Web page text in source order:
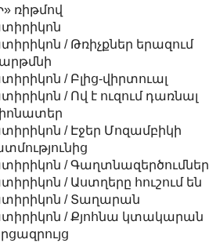
ռիթմով
/ Թռիչքներ երազում
/ Բլից-վիրտուալ
/ Ով է ուզում դառնալ
/ Էջեր Մոզամբիկի
/ Գաղտնազերծումներ
/ Աստղերը հուշում են
/ Տաղարան
/ Քյոհնա կտակարան